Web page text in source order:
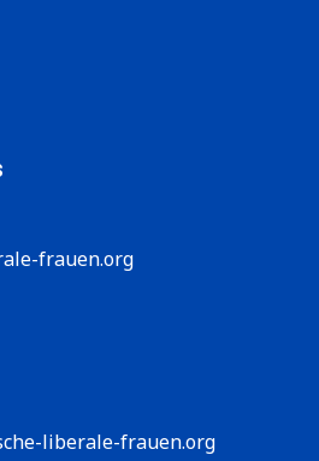
frauen.org
liberale-frauen.org